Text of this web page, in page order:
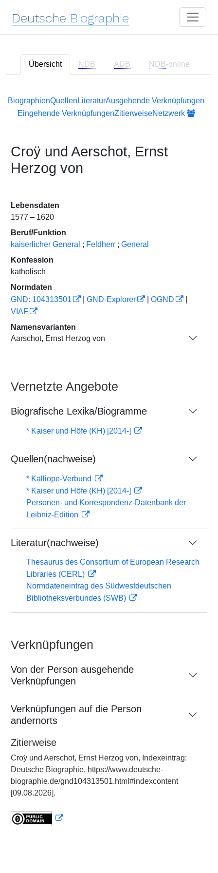
Deutsche Biographie
Übersicht NDB ADB NDB-online
BiographienQuellen LiteraturAusgehende Verknüpfungen
Eingehende VerknüpfungenZitierweiseNetzwerk
Croÿ und Aerschot, Ernst
Herzog von
Lebensdaten
1577 – 1620
Beruf/Funktion
kaiserlicher General ; Feldherr ; General
Konfession
katholisch
Normdaten
GND: 104313501
GND-Explorer OGND
VIAF
Namensvarianten
Aarschot, Ernst Herzog von
Vernetzte Angebote
Biografische Lexika/Biogramme
* Kaiser und Höfe (KH) [2014-]
Quellen(nachweise)
* Kalliope-Verbund
* Kaiser und Höfe (KH) [2014-]
Personen- und Korrespondenz-Datenbank der
Leibniz-Edition
Literatur(nachweise)
Thesaurus des Consortium of European Research
Libraries (CERL)
Normdateneintrag des Südwestdeutschen
Bibliotheksverbundes (SWB)
Verknüpfungen
Von der Person ausgehende
Verknüpfungen
Verknüpfungen auf die Person
andernorts
Zitierweise
Croÿ und Aerschot, Ernst Herzog von, Indexeintrag:
Deutsche Biographie, https://www.deutsche-
biographie.de/gnd104313501.html#indexcontent
[09.08.2026].